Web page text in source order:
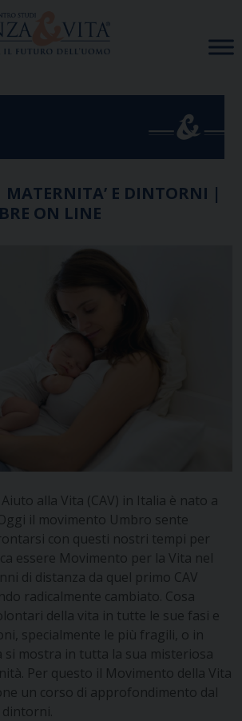
MATERNITA’ E DINTORNI |
ON LINE
alla Vita (CAV) in Italia è nato a
il movimento Umbro sente
con questi nostri tempi per
essere Movimento per la Vita nel
di distanza da quel primo CAV
radicalmente cambiato. Cosa
della vita in tutte le sue fasi e
specialmente le più fragili, o in
si mostra in tutta la sua misteriosa
Per questo il Movimento della Vita
un corso di approfondimento dal